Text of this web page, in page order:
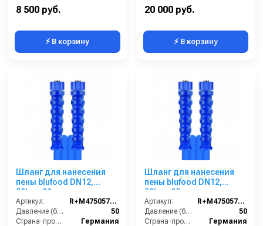
8 500 руб.
⚡ В корзину
20 000 руб.
⚡ В корзину
Шланг для нанесения
пены blufood DN12,
50bar, 20m,
1/2внут-1/2внут,
арматура нерж.сталь
Артикул:
R+M4750576209
Давление (бар):
50
Страна-производитель:
Германия
Шланг для нанесения
пены blufood DN12,
50bar, 25m,
1/2внут-1/2внут,
арматура нерж.сталь
Артикул:
R+M4750576259
Давление (бар):
50
Страна-производитель:
Германия